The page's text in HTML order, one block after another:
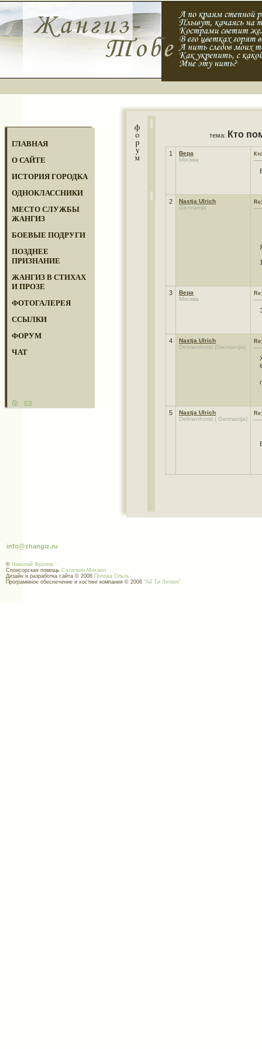
ГЛАВНАЯ
О САЙТЕ
ИСТОРИЯ ГОРОДКА
ОДНОКЛАССНИКИ
МЕСТО СЛУЖБЫ
ЖАНГИЗ
БОЕВЫЕ ПОДРУГИ
ПОЗДНЕЕ
ПРИЗНАНИЕ
ЖАНГИЗ В СТИХАХ
И ПРОЗЕ
ФОТОГАЛЕРЕЯ
ССЫЛКИ
ФОРУМ
ЧАТ
тема: Кто
1
Вера
Москва
2
Nastja Ulrich
Germanija
3
Вера
Москва
4
Nastja Ulrich
Delmenhorst (Germanija)
5
Nastja Ulrich
Delmenhorst ( Germanija)
info@zhangiz.ru
© Николай Фролов
Спонсорская помощь Саталкин Михаил
Дизайн и разработка сайта © 2006 Попова Ольга
Программное обеспечение и хостинг компания © 2006 "Ай Ти Легион"